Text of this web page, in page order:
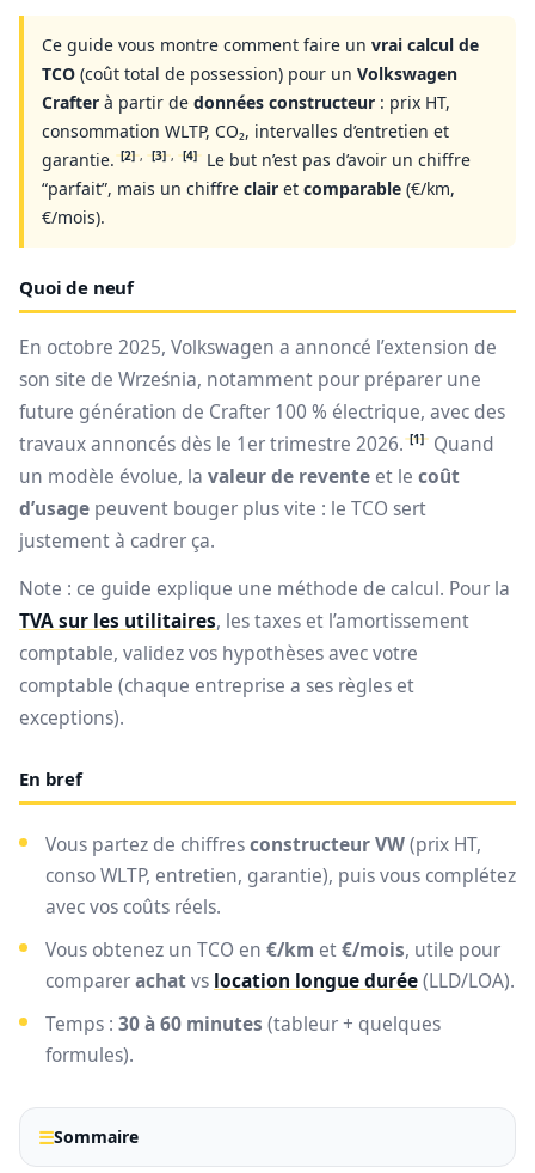
Ce guide vous montre comment faire un vrai calcul de
TCO (coût total de possession) pour un Volkswagen
Crafter à partir de données constructeur : prix HT,
consommation WLTP, CO₂, intervalles d’entretien et
garantie. [2] , [3] , [4]
Le but n’est pas d’avoir un chiffre
“parfait”, mais un chiffre clair et comparable (€/km,
€/mois).
Quoi de neuf
En octobre 2025, Volkswagen a annoncé l’extension de
son site de Września, notamment pour préparer une
future génération de Crafter 100 % électrique, avec des
travaux annoncés dès le 1er trimestre 2026. [1]
Quand
un modèle évolue, la valeur de revente et le coût
d’usage peuvent bouger plus vite : le TCO sert
justement à cadrer ça.
Note : ce guide explique une méthode de calcul. Pour la
TVA sur les utilitaires, les taxes et l’amortissement
comptable, validez vos hypothèses avec votre
comptable (chaque entreprise a ses règles et
exceptions).
En bref
Vous partez de chiffresconstructeur VW(prix HT,
conso WLTP, entretien, garantie), puis vous complétez
avec vos coûts réels.
Vous obtenez un TCO en €/km et€/mois, utile pour
comparerachatvs location longue durée(LLD/LOA).
Temps : 30 à 60 minutes (tableur + quelques
formules).
Sommaire